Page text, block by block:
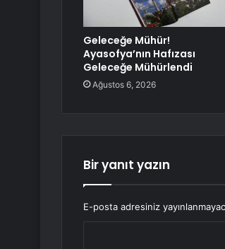
Geleceğe Mühür!
Ayasofya’nın Hafızası
Geleceğe Mühürlendi
Ağustos 6, 2026
Bir yanıt yazın
E-posta adresiniz